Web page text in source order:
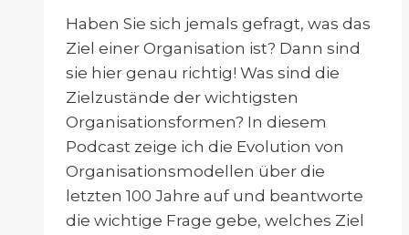
Haben Sie sich jemals gefragt, was das
Ziel einer Organisation ist? Dann sind
sie hier genau richtig! Was sind die
Zielzustände der wichtigsten
Organisationsformen? In diesem
Podcast zeige ich die Evolution von
Organisationsmodellen über die
letzten 100 Jahre auf und beantworte
die wichtige Frage gebe, welches Ziel